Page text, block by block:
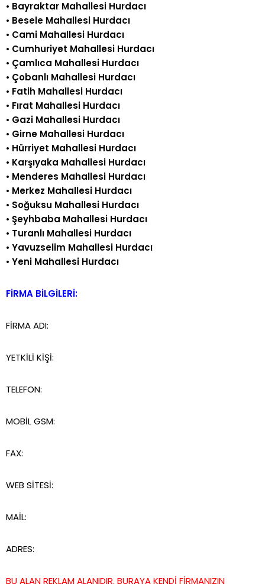
• Bayraktar Mahallesi Hurdacı
• Besele Mahallesi Hurdacı
• Cami Mahallesi Hurdacı
• Cumhuriyet Mahallesi Hurdacı
• Çamlıca Mahallesi Hurdacı
• Çobanlı Mahallesi Hurdacı
• Fatih Mahallesi Hurdacı
• Fırat Mahallesi Hurdacı
• Gazi Mahallesi Hurdacı
• Girne Mahallesi Hurdacı
• Hürriyet Mahallesi Hurdacı
• Karşıyaka Mahallesi Hurdacı
• Menderes Mahallesi Hurdacı
• Merkez Mahallesi Hurdacı
• Soğuksu Mahallesi Hurdacı
• Şeyhbaba Mahallesi Hurdacı
• Turanlı Mahallesi Hurdacı
• Yavuzselim Mahallesi Hurdacı
• Yeni Mahallesi Hurdacı
FİRMA BİLGİLERİ:
FİRMA ADI:
YETKİLİ KİŞİ:
TELEFON:
MOBİL GSM:
FAX:
WEB SİTESİ:
MAİL:
ADRES:
BU ALAN REKLAM ALANIDIR. BURAYA KENDİ FİRMANIZIN